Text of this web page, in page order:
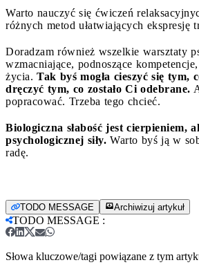
Warto nauczyć się ćwiczeń
różnych metod ułatwiających ekspresję
Doradzam również wszelkie warsztaty
wzmacniające, podnoszące
życia. Tak byś mogła cieszyć się tym,
dręczyć tym, co zostało Ci odebrane.
popracować. Trzeba tego chcieć.
Biologiczna słabość jest cierpieniem,
psychologicznej siły. Warto byś ją w
radę.
TODO MESSAGE Archiwizuj artykuł
TODO MESSAGE :
Słowa kluczowe/tagi powiązane z tym